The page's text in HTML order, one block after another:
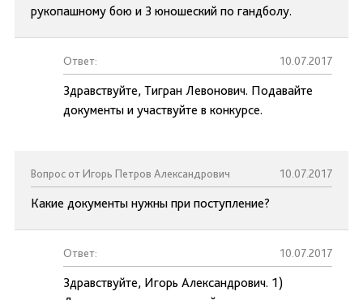
рукопашному бою и 3 юношеский по гандболу.
Ответ: 10.07.2017
Здравствуйте, Тигран Левонович. Подавайте
документы и участвуйте в конкурсе.
Вопрос от Игорь Петров Александрович 10.07.2017
Какие документы нужны при поступление?
Ответ: 10.07.2017
Здравствуйте, Игорь Александрович. 1)